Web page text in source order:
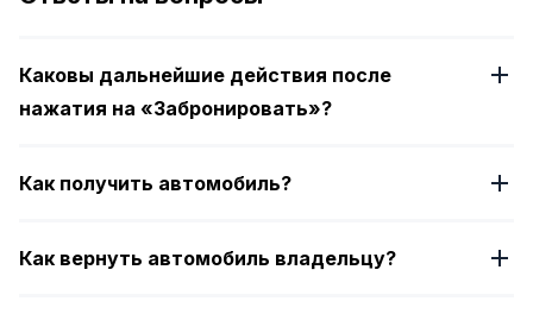
4
Каковы дальнейшие действия после
нажатия на «Забронировать»?
Как получить автомобиль?
Как вернуть автомобиль владельцу?